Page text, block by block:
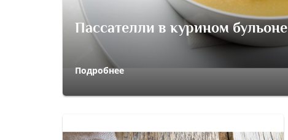
Пассателли в курином бульоне
Подробнее